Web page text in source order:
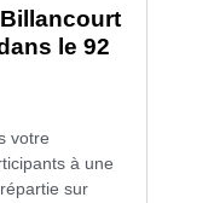
le 92
votre
à une
sur